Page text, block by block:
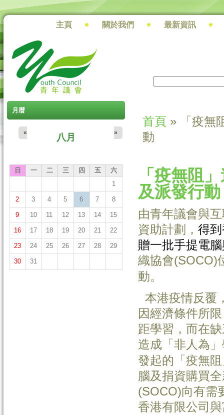
搜尋
主頁 關於我們 最新資訊
月暦
八月
« »
日 一 二 三 四 五
六
1
2 3 4 5 6 7 8
9 10 11 12 13 14 15
16 17 18 19 20 21 22
23 24 25 26 27 28 29
30 31
您在這裡
首頁 » 「疫無
動
「疫無阻
及派發行動
由青年議會與
資助計劃， 得
贈一批手提電
織協會(SOCO)
動。
本港疫情反覆
因經濟條件所
距學習，而在
造成「非人為
發起的「疫無
腦及捐資購買
(SOCO)向有需
香港有限公司